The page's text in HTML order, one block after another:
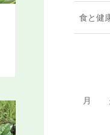
食と健
月